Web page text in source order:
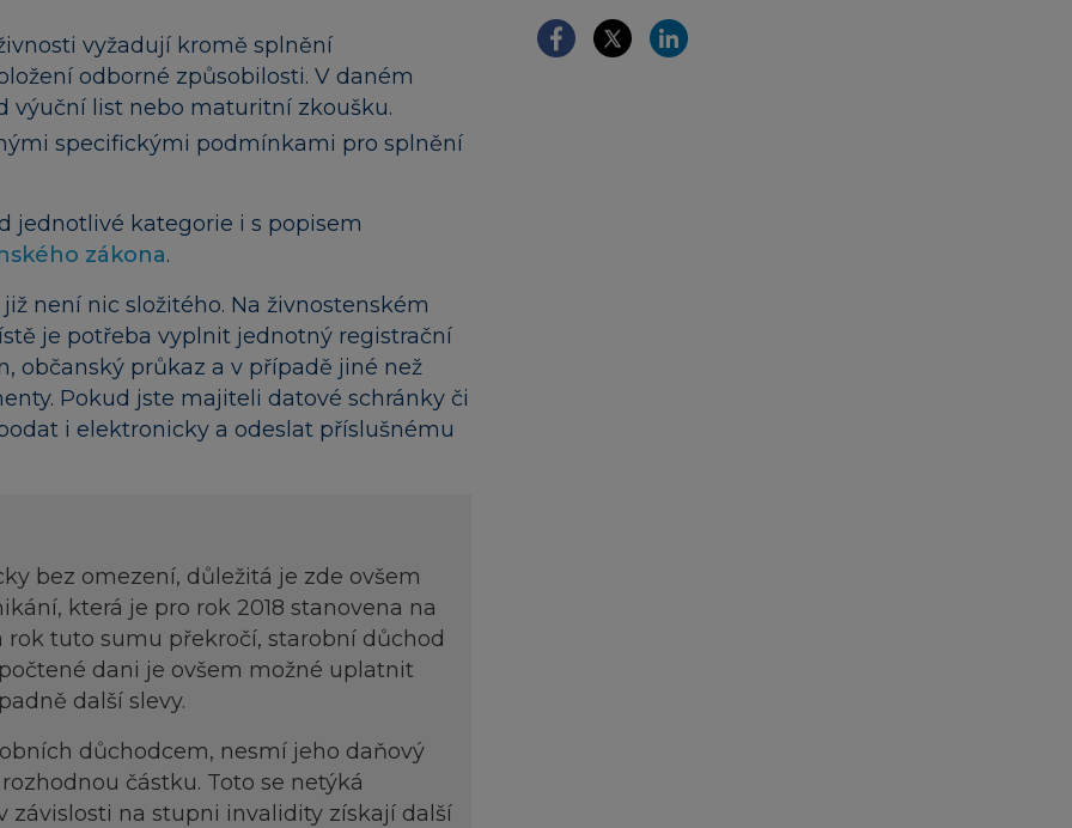
vyžadují kromě splnění
odborné způsobilosti. V daném
výuční list nebo maturitní zkoušku.
specifickými podmínkami pro splnění
jednotlivé kategorie i s popisem
zákona.
již není nic složitého. Na živnostenském
je potřeba vyplnit jednotný registrační
občanský průkaz a v případě jiné než
Pokud jste majiteli datové schránky či
i elektronicky a odeslat příslušnému
bez omezení, důležitá je zde ovšem
která je pro rok 2018 stanovena na
rok tuto sumu překročí, starobní důchod
dani je ovšem možné uplatnit
další slevy.
důchodcem, nesmí jeho daňový
částku. Toto se netýká
závislosti na stupni invalidity získají další